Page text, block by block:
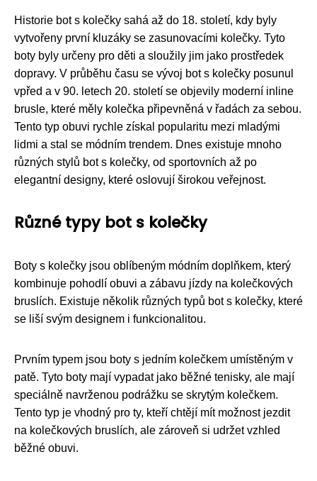
Historie bot s kolečky sahá až do 18. století, kdy byly
vytvořeny první kluzáky se zasunovacími kolečky. Tyto
boty byly určeny pro děti a sloužily jim jako prostředek
dopravy. V průběhu času se vývoj bot s kolečky posunul
vpřed a v 90. letech 20. století se objevily moderní inline
brusle, které měly kolečka připevněná v řadách za sebou.
Tento typ obuvi rychle získal popularitu mezi mladými
lidmi a stal se módním trendem. Dnes existuje mnoho
různých stylů bot s kolečky, od sportovních až po
elegantní designy, které oslovují širokou veřejnost.
Různé typy bot s kolečky
Boty s kolečky jsou oblíbeným módním doplňkem, který
kombinuje pohodlí obuvi a zábavu jízdy na kolečkových
bruslích. Existuje několik různých typů bot s kolečky, které
se liší svým designem i funkcionalitou.
Prvním typem jsou boty s jedním kolečkem umístěným v
patě. Tyto boty mají vypadat jako běžné tenisky, ale mají
speciálně navrženou podrážku se skrytým kolečkem.
Tento typ je vhodný pro ty, kteří chtějí mít možnost jezdit
na kolečkových bruslích, ale zároveň si udržet vzhled
běžné obuvi.